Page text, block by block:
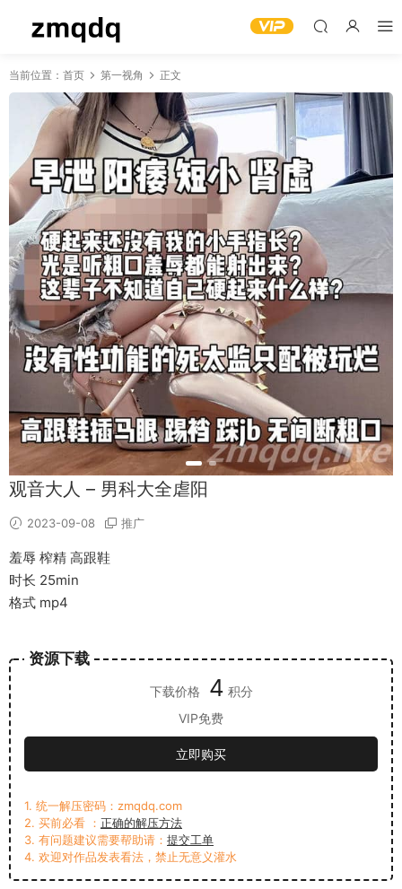
当前位置： 首页 第一视角 正文
观音大人 – 男科大全虐阳
2023-09-08 推广
羞辱 榨精 高跟鞋
时长 25min
格式 mp4
资源下载
下载价格 4 积分
VIP免费
立即购买
1. 统一解压密码：zmqdq.com
2. 买前必看 ： 正确的解压方法
3. 有问题建议需要帮助请： 提交工单
4. 欢迎对作品发表看法，禁止无意义灌水